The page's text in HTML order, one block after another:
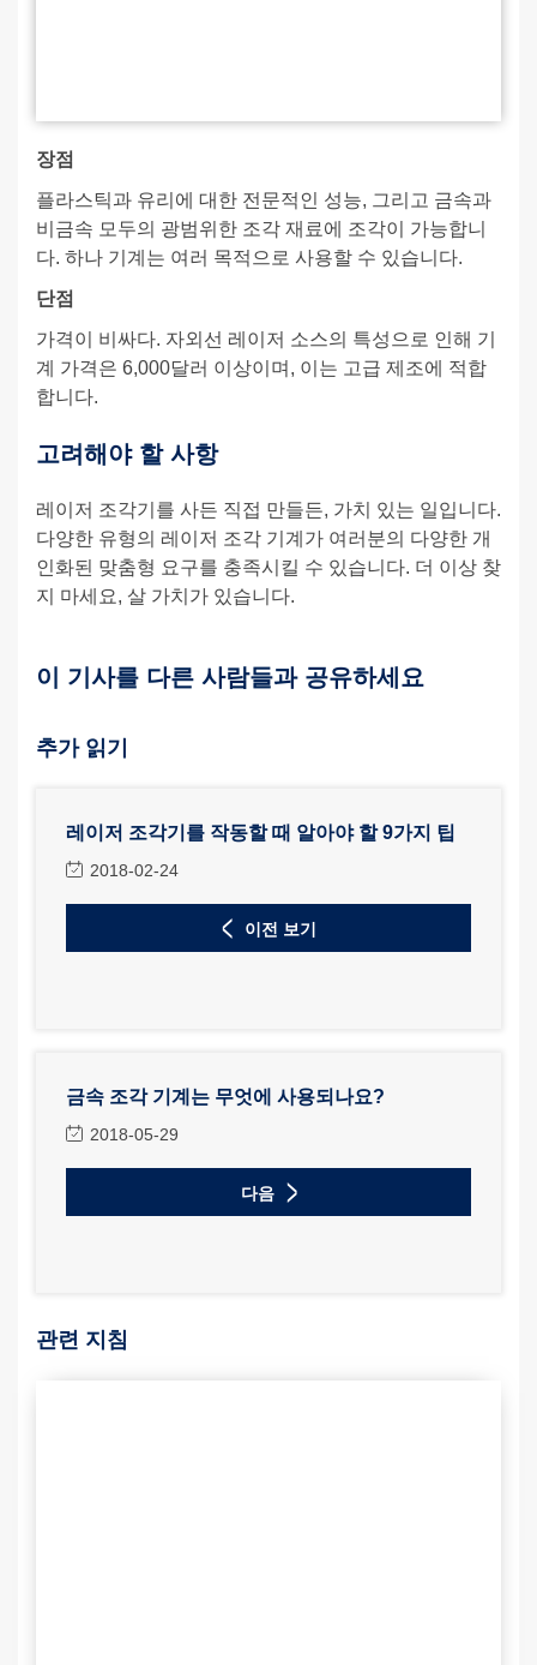
장점
플라스틱과 유리에 대한 전문적인 성능, 그리고 금속과
비금속 모두의 광범위한 조각 재료에 조각이 가능합니
다. 하나 기계는 여러 목적으로 사용할 수 있습니다.
단점
가격이 비싸다. 자외선 레이저 소스의 특성으로 인해 기
계 가격은 6,000달러 이상이며, 이는 고급 제조에 적합
합니다.
고려해야 할 사항
레이저 조각기를 사든 직접 만들든, 가치 있는 일입니다.
다양한 유형의 레이저 조각 기계가 여러분의 다양한 개
인화된 맞춤형 요구를 충족시킬 수 있습니다. 더 이상 찾
지 마세요, 살 가치가 있습니다.
이 기사를 다른 사람들과 공유하세요
추가 읽기
레이저 조각기를 작동할 때 알아야 할 9가지 팁
2018-02-24
이전 보기
금속 조각 기계는 무엇에 사용되나요?
2018-05-29
다음
관련 지침